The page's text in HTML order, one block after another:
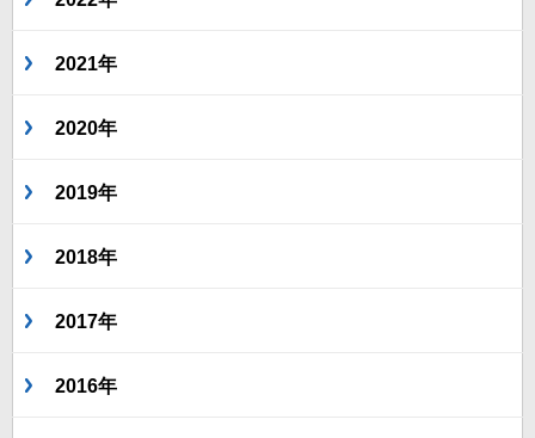
2021年
2020年
2019年
2018年
2017年
2016年